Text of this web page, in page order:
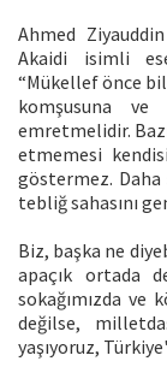
Ahmed
Akaidi isimli
“Mükellef önce
komşusuna ve
emretmelidir.
etmemesi
göstermez. Daha
tebliğ sahasını
Biz, başka ne
apaçık ortada
sokağımızda ve
değilse,
yaşıyoruz,